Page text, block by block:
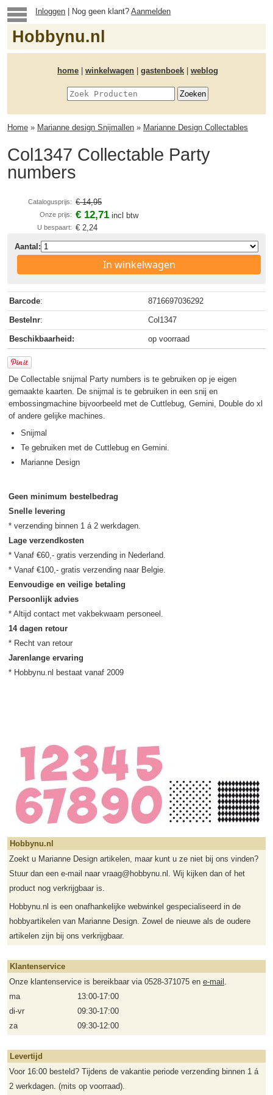
Inloggen | Nog geen klant?Aanmelden
Hobbynu.nl
home winkelwagen gastenboek weblog
Home » Marianne design Snijmallen » Marianne Design Collectables
Col1347 Collectable Party
numbers
Catalogusprijs: € 14,95
Onze prijs: € 12,71 incl btw
U bespaart: € 2,24
Aantal:
In winkelwagen
Barcode: 8716697036292
Bestelnr: Col1347
Beschikbaarheid: op voorraad
De Collectable snijmal Party numbers is te gebruiken op je eigen
gemaakte kaarten. De snijmal is te gebruiken in een snij en
embossingmachine bijvoorbeeld met de Cuttlebug, Gemini, Double do xl
of andere gelijke machines.
Snijmal
Te gebruiken met de Cuttlebug en Gemini.
Marianne Design
Geen minimum bestelbedrag
Snelle levering
Lage verzendkosten
* Vanaf €60,- gratis verzending in Nederland.
Eenvoudige en veilige betaling
Persoonlijk advies
14 dagen retour
Jarenlange ervaring
* Hobbynu.nl bestaat vanaf 2009
Hobbynu.nl
Zoekt u Marianne Design artikelen, maar kunt u ze niet bij ons vinden?
Stuur dan een e-mail naar vraag@hobbynu.nl. Wij kijken dan of het
product nog verkrijgbaar is.
Hobbynu.nl is een onafhankelijke webwinkel gespecialiseerd in de
hobbyartikelen van Marianne Design. Zowel de nieuwe als de oudere
artikelen zijn bij ons verkrijgbaar.
Klantenservice
Onze klantenservice is bereikbaar via 0528-371075 en e-mail .
ma
13:00-17:00
di-vr
09:30-17:00
za
09:30-12:00
Levertijd
Voor 16:00 besteld? Tijdens de vakantie periode verzending binnen 1 á
2 werkdagen. (mits op voorraad).